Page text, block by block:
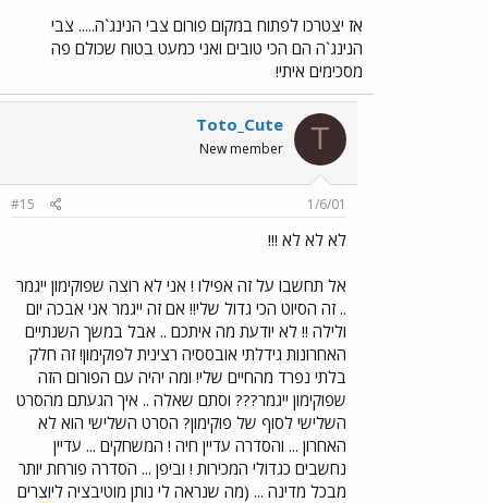
אז יצטרכו לפתוח במקום פורום צבי הנינג`ה..... צבי
הנינג`ה הם הכי טובים ואני כמעט בטוח שכולם פה
מסכימים איתי!
T
Toto_Cute
New member
1/6/01
#15
לא לא לא !!!
אל תחשבו על זה אפילו ! אני לא רוצה שפוקימון ייגמר
.. זה הסיוט הכי גדול שלי!! אם זה ייגמר אני אבכה יום
ולילה !! לא יודעת מה איתכם .. אבל במשך השנתיים
האחרונות גידלתי אובססיה רצינית לפוקימון! זה חלק
בלתי נפרד מהחיים שלי! ומה יהיה עם הפורום הזה
שפוקימון ייגמר??? וסתם שאלה .. איך הגעתם מהסרט
השלישי לסוף של פוקימון? הסרט השלישי הוא לא
האחרון ... והסדרה עדיין חיה ! המשחקים ... עדיין
נחשבים כגדולי המכירות ! וביפן ... הסדרה פורחת יותר
מבכל מדינה ... (מה שנראה לי נותן מוטיבציה ליוצרים